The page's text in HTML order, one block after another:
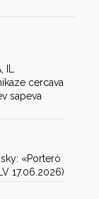
IL
cercava
sapeva
«Porterò
17.06.2026)